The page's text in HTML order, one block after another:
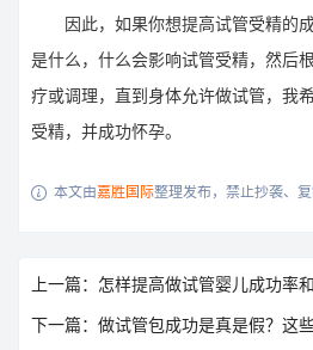
因此，如果你想提高试管受精的成
是什么，什么会影响试管受精，然后
疗或调理，直到身体允许做试管，我
受精，并成功怀孕。
 本文由嘉胜国际整理发布，禁止抄袭、
上一篇：怎样提高做试管婴儿成功率
下一篇：做试管包成功是真是假？这